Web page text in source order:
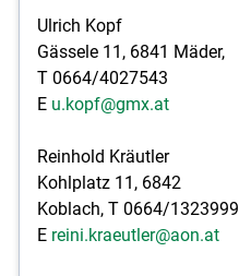
Ulrich Kopf
Gässele 11, 6841 Mäder,
T 0664/4027543
E u.kopf@gmx.at
Reinhold Kräutler
Kohlplatz 11, 6842
Koblach, T 0664/1323999
E reini.kraeutler@aon.at